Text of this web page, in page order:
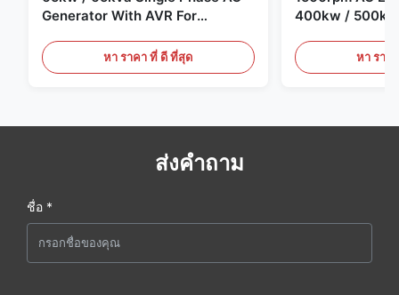
Generator With AVR For
หา ราคา ที่ ดี ที่สุด
400kw /
หา ราค
ส่งคำถาม
ชื่อ *